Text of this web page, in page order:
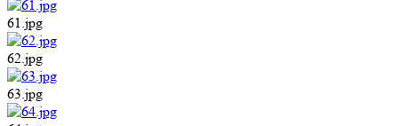
61.jpg
62.jpg
63.jpg